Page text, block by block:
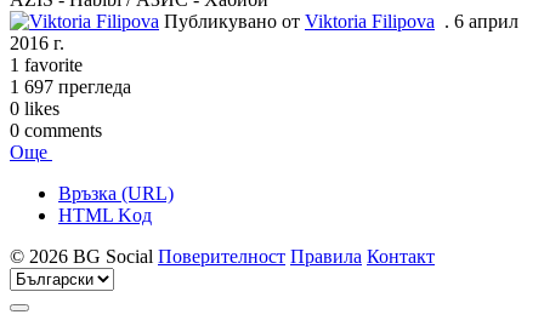
Публикувано от Viktoria Filipova . 6 април
2016 г.
1 favorite
1 697 прегледа
0 likes
0 comments
Още
Връзка (URL)
HTML Kод
© 2026 BG Social Поверителност Правила Контакт